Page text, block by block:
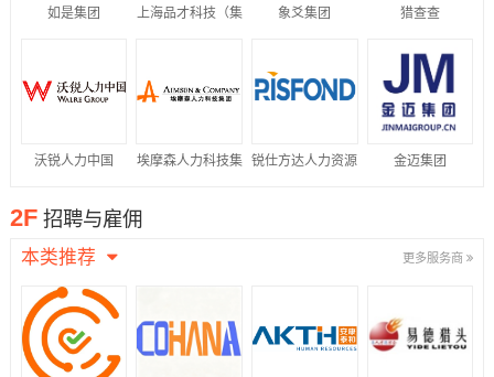
如是集团 上海品才科技（集 象爻集团 猎查查
沃锐人力中国 埃摩森人力科技集 锐仕方达人力资源 金迈集团
2F 招聘与雇佣
本类推荐 更多服务商